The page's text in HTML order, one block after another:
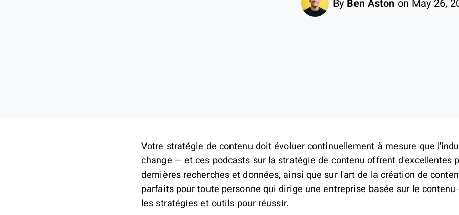
By Ben Aston on May 26,
Votre stratégie de contenu doit évoluer continuellement à mesure que
change — et ces podcasts sur la stratégie de contenu offrent d'excellentes
dernières recherches et données, ainsi que sur l'art de la création de
parfaits pour toute personne qui dirige une entreprise basée sur le
les stratégies et outils pour réussir.